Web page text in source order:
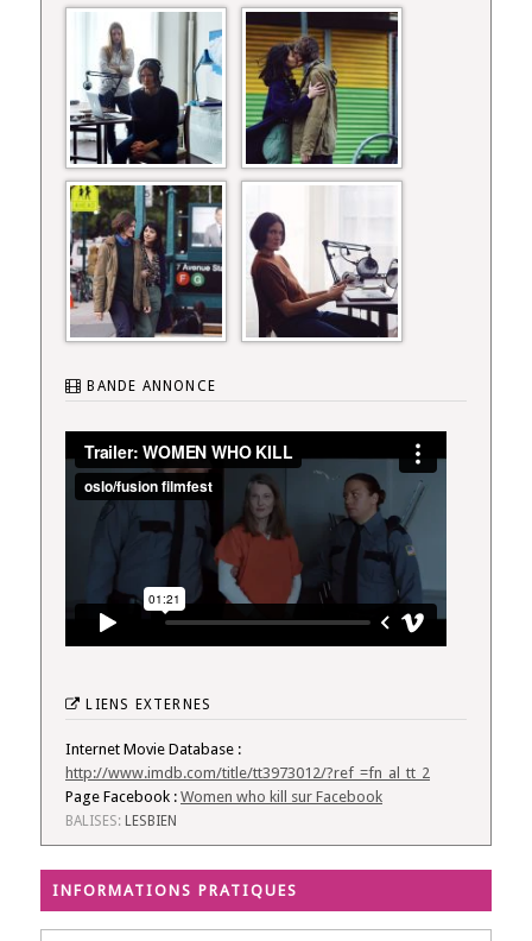
BANDE ANNONCE
LIENS EXTERNES
Internet Movie Database :
http://www.imdb.com/title/tt3973012/?ref_=fn_al_tt_2
Page Facebook : Women who kill sur Facebook
BALISES: LESBIEN
INFORMATIONS PRATIQUES